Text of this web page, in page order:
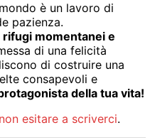
è un lavoro di
pazienza.
momentanei e
di una felicità
di costruire una
consapevoli e
della tua vita!
esitare a scriverci.